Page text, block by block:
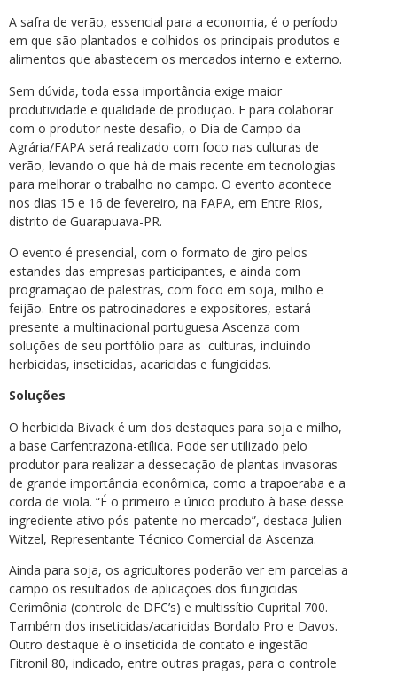
A safra de verão, essencial para a economia, é o período
em que são plantados e colhidos os principais produtos e
alimentos que abastecem os mercados interno e externo.
Sem dúvida, toda essa importância exige maior
produtividade e qualidade de produção. E para colaborar
com o produtor neste desafio, o Dia de Campo da
Agrária/FAPA será realizado com foco nas culturas de
verão, levando o que há de mais recente em tecnologias
para melhorar o trabalho no campo. O evento acontece
nos dias 15 e 16 de fevereiro, na FAPA, em Entre Rios,
distrito de Guarapuava-PR.
O evento é presencial, com o formato de giro pelos
estandes das empresas participantes, e ainda com
programação de palestras, com foco em soja, milho e
feijão. Entre os patrocinadores e expositores, estará
presente a multinacional portuguesa Ascenza com
soluções de seu portfólio para as culturas, incluindo
herbicidas, inseticidas, acaricidas e fungicidas.
Soluções
O herbicida Bivack é um dos destaques para soja e milho,
a base Carfentrazona-etílica. Pode ser utilizado pelo
produtor para realizar a dessecação de plantas invasoras
de grande importância econômica, como a trapoeraba e a
corda de viola. “É o primeiro e único produto à base desse
ingrediente ativo pós-patente no mercado”, destaca Julien
Witzel, Representante Técnico Comercial da Ascenza.
Ainda para soja, os agricultores poderão ver em parcelas a
campo os resultados de aplicações dos fungicidas
Cerimônia (controle de DFC’s) e multissítio Cuprital 700.
Também dos inseticidas/acaricidas Bordalo Pro e Davos.
Outro destaque é o inseticida de contato e ingestão
Fitronil 80, indicado, entre outras pragas, para o controle